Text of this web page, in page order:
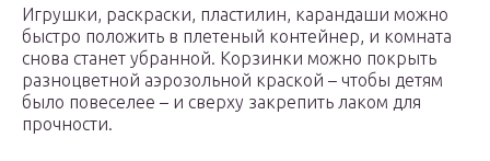
Игрушки, раскраски, пластилин, карандаши можно
быстро положить в плетеный контейнер, и комната
снова станет убранной. Корзинки можно покрыть
разноцветной аэрозольной краской – чтобы детям
было повеселее – и сверху закрепить лаком для
прочности.